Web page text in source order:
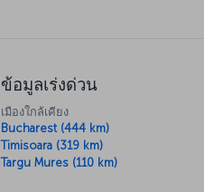
ข้อมูลเร่งด่วน
เมืองใกล้เคียง
Bucharest (444 km)
Timisoara (319 km)
Targu Mures (110 km)